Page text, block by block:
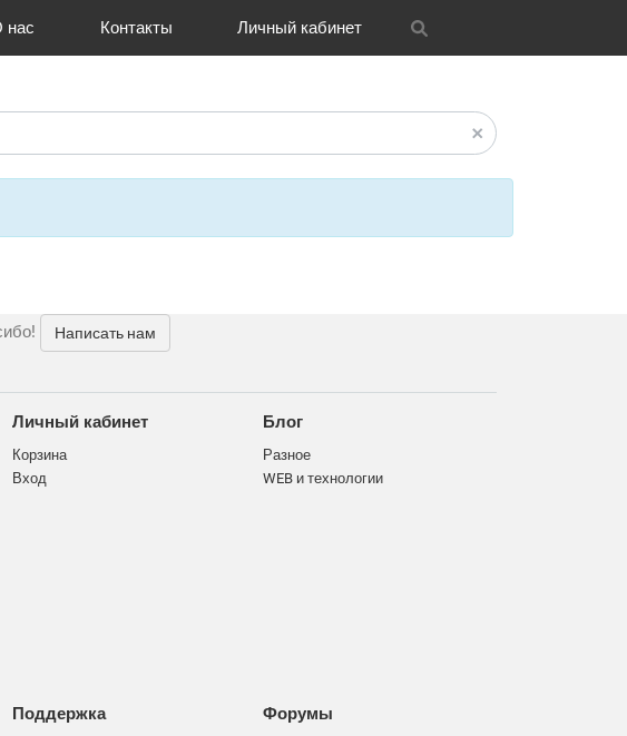
нас Контакты Личный кабинет
Написать нам
Личный кабинет
Корзина
Вход
Поддержка
Блог
Разное
WEB и технологии
Форумы